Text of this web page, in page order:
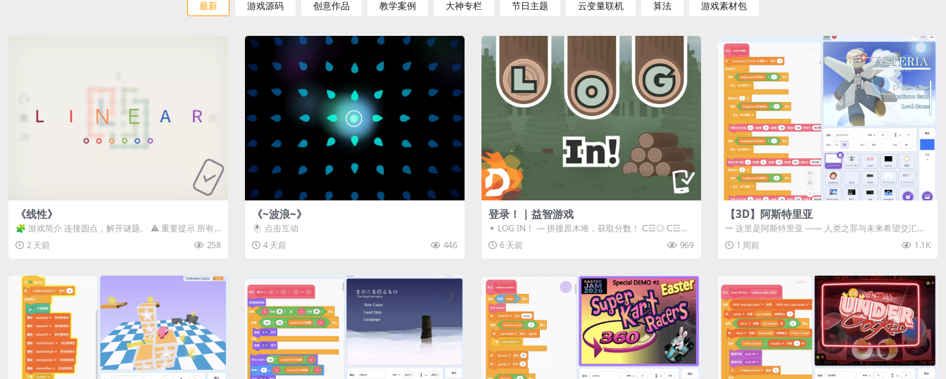
最新 游戏源码 创意作品 教学案例 大神专栏 节日主题 云变量联机 算法 游戏素材包
《线性》
🧩 游戏简介 连接圆点，解开谜题。 ⚠️ 重要提示 所有
关卡均可通关，请确保使用...
2 天前 258
《~波浪~》
🖱️ 点击互动
4 天前
446
登录！ | 益智游戏
✦ LOG IN！ — 拼接原木堆，获取分数！ ᑕ☲◎ ᑕ☲◎
ᑕ☲◎ ᑕ☲◎ ...
6 天前 969
【3D】阿斯特里亚
ー 这里是阿斯特里亚 —— 人类之罪与未来希望交汇之
地 📖 游戏简介 《阿斯特里...
1 周前 1.1K